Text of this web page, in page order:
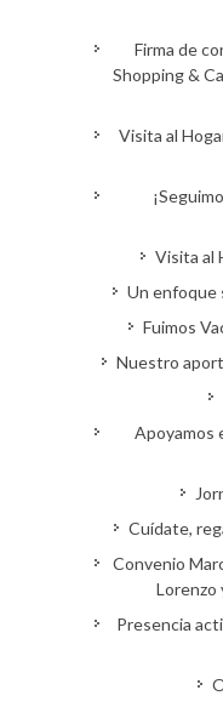
Firma de
Shopping &
Visita al
Visita al
Un enfoque
Fuimos
Nuestro
Apoyamos
Cuídate,
Convenio
Lorenzo
Presencia